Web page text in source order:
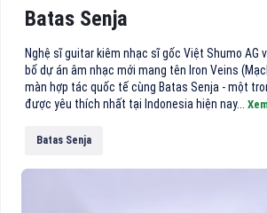
Batas Senja
Nghệ sĩ guitar kiêm nhạc sĩ gốc Việt Shumo AG
bố dự án âm nhạc mới mang tên Iron Veins
màn hợp tác quốc tế cùng Batas Senja - một
được yêu thích nhất tại Indonesia hiện nay...
Batas Senja